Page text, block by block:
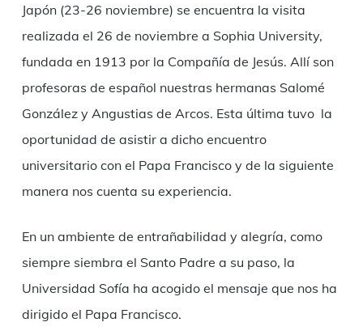
Japón (23-26 noviembre) se encuentra la visita
realizada el 26 de noviembre a Sophia University,
fundada en 1913 por la Compañía de Jesús. Allí son
profesoras de español nuestras hermanas Salomé
González y Angustias de Arcos. Esta última tuvo la
oportunidad de asistir a dicho encuentro
universitario con el Papa Francisco y de la siguiente
manera nos cuenta su experiencia.
En un ambiente de entrañabilidad y alegría, como
siempre siembra el Santo Padre a su paso, la
Universidad Sofía ha acogido el mensaje que nos ha
dirigido el Papa Francisco.